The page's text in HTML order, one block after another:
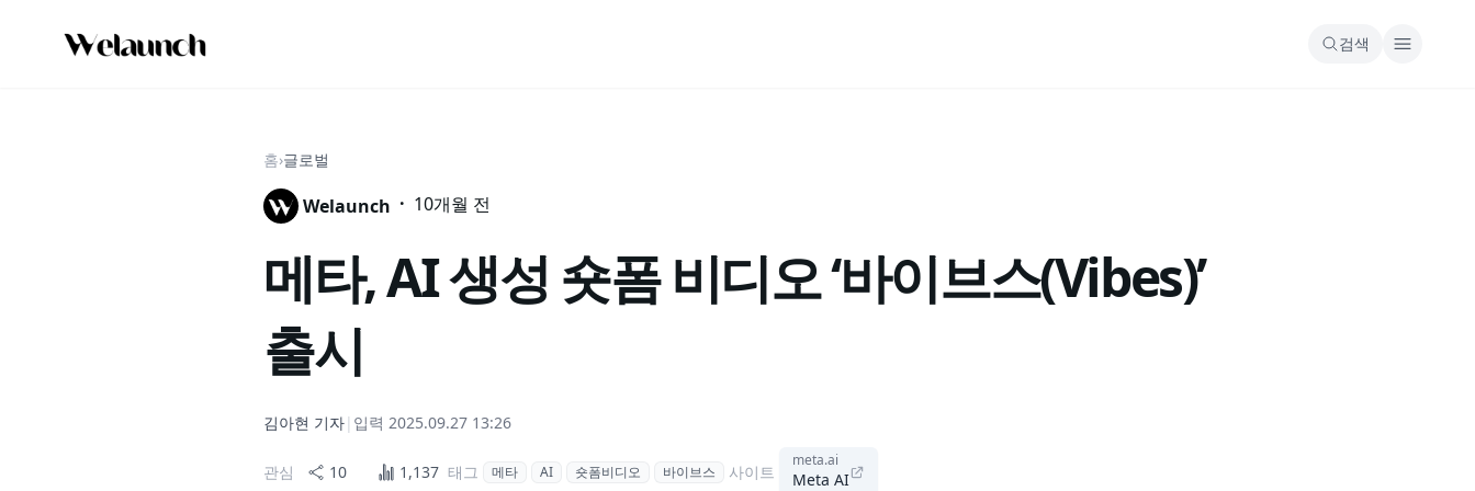
검색
홈›글로벌
Welaunch · 10개월 전
메타, AI 생성 숏폼 비디오 ‘바이브스(Vibes)’
출시
김아현 기자| 입력 2025.09.27 13:26
관심 10 1,137 태그 메타 AI 숏폼비디오 바이브스 사이트
meta.ai
Meta AI